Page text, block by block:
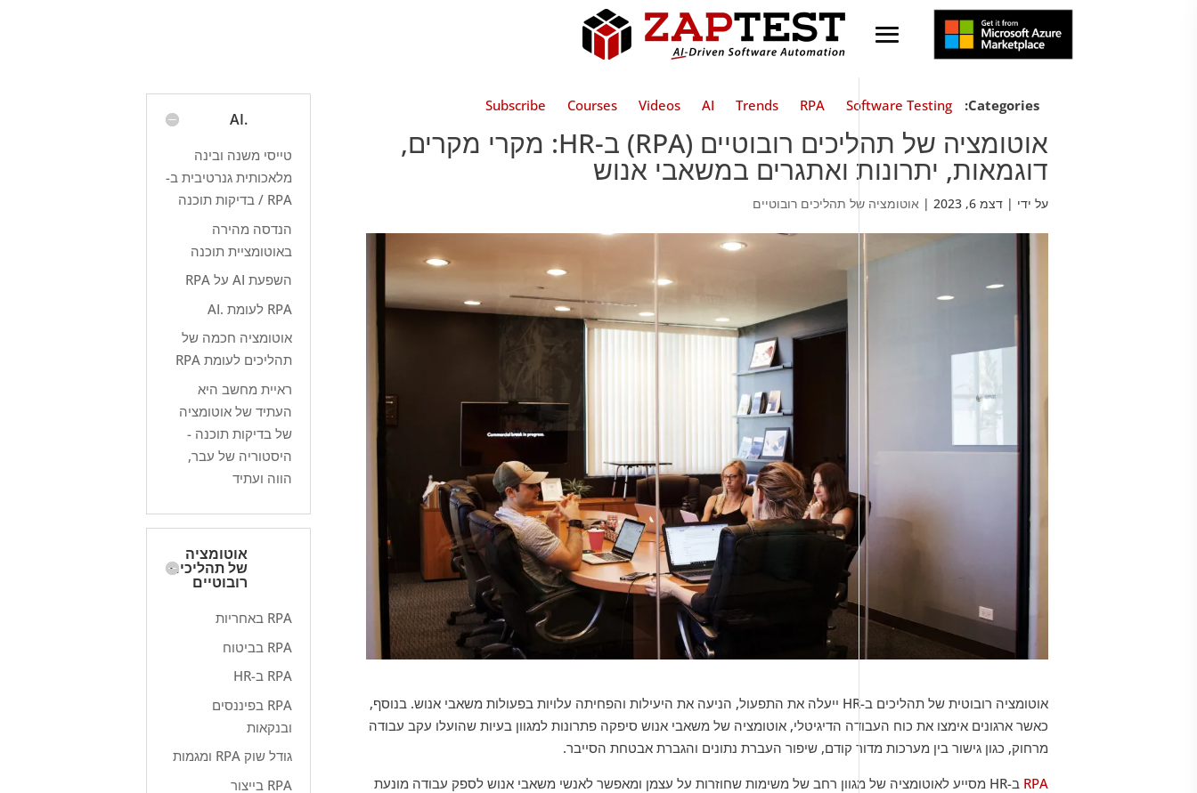
Categories:
Software Testing
RPA
Trends
AI
Videos
Courses
Subscribe
אוטומציה של תהליכים רובוטיים (RPA) ב-HR: מקרי מקרים,
דוגמאות, יתרונות ואתגרים במשאבי אנוש
על ידי | דצמ 6, 2023 | אוטומציה של תהליכים רובוטיים
אוטומציה רובוטית של תהליכים ב-HR ייעלה את התפעול, הניעה את היעילות והפחיתה עלויות בפעולות משאבי אנוש. בנוסף,
כאשר ארגונים אימצו את כוח העבודה הדיגיטלי, אוטומציה של משאבי אנוש סיפקה פתרונות למגוון בעיות שהועלו עקב עבודה
מרחוק, כגון גישור בין מערכות מדור קודם, שיפור העברת נתונים והגברת אבטחת הסייבר.
RPA
ב-HR מסייע לאוטומציה של מגוון רחב של משימות שחוזרות על עצמן ומאפשר לאנשי משאבי אנוש לספק עבודה מונעת
.AI
טייסי משנה ובינה
מלאכותית גנרטיבית ב-
RPA / בדיקות תוכנה
הנדסה מהירה
באוטומציית תוכנה
השפעת AI על RPA
RPA לעומת .AI
אוטומציה חכמה של
תהליכים לעומת RPA
ראיית מחשב היא
העתיד של אוטומציה
של בדיקות תוכנה -
היסטוריה של עבר,
הווה ועתיד
אוטומציה
של תהליכים
רובוטיים
RPA באחריות
RPA בביטוח
RPA ב-HR
RPA בפיננסים
ובנקאות
גודל שוק RPA ומגמות
RPA בייצור